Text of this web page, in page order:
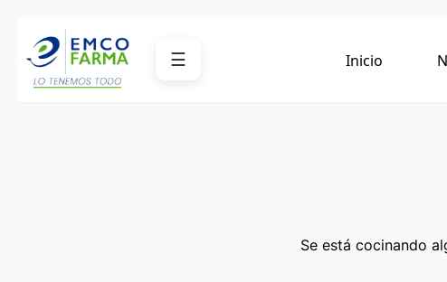
contenido
☰ Inicio
Se está cocinando